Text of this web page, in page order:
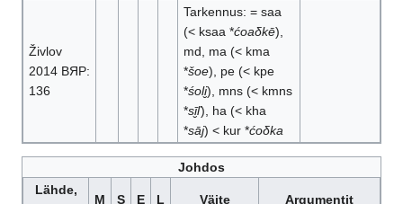
Živlov
2014 ВЯР:
136
Tarkennus: = saa
(< ksaa *ćoaδkē),
md, ma (< kma
*šoe), pe (< kpe
*śoli̮), mns (< kmns
*sī̮ľ), ha (< kha
*sāj) < kur *ćoδka
Johdos
Lähde,
M S E L Väite Argumentit